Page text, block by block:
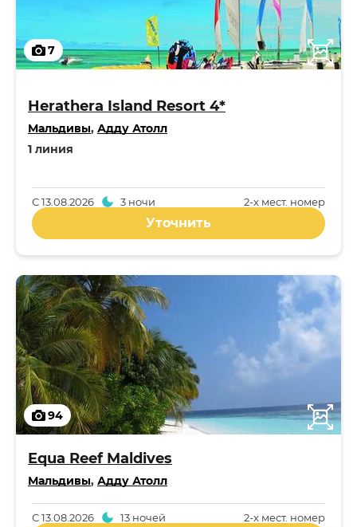
7
Herathera Island Resort 4*
Мальдивы, Адду Атолл
1 линия
2-x мест. номер
С13.08.2026 3 ночи
Уточнить
94
Equa Reef Maldives
Мальдивы, Адду Атолл
2-x мест. номер
С13.08.2026 13 ночей